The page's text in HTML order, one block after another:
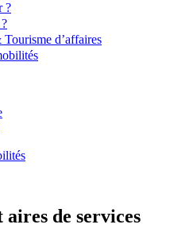
?
d’affaires
aires de services